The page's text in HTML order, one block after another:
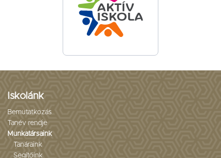
Iskolánk
Bemutatkozás
Tanév rendje
Munkatársaink
Tanáraink
Segítőink